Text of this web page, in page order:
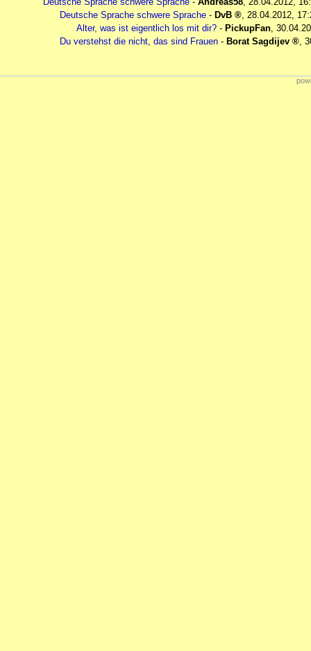
Deutsche Sprache schwere Sprache - DvB , 28.04.2012,
Alter, was ist eigentlich los mit dir? - PickupFan,
Du verstehst die nicht, das sind Frauen - Borat Sagdijev ,